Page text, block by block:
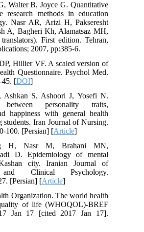
Walter B, Joyce G. Quantitative
research methods in education
Nasr AR, Arizi H, Pakseresht
A, Bagheri Kh, Alamatsaz MH,
translators). First edition. Tehran,
2007, pp:385-6.
DP, Hillier VF. A scaled version of
Questionnaire. Psychol Med.
45. [DOI
Ashkan S, Ashoori J, Yosefi N.
between personality traits,
happiness with general health
students. Iran Journal of Nursing.
100. [Persian] [Article
H, Nasr M, Brahani MN,
D. Epidemiology of mental
city. Iranian Journal of
and Clinical Psychology.
27. [Persian] [Article
Organization. The world health
quality of life (WHOQOL)-BREF
Jan 17 [cited 2017 Jan 17].